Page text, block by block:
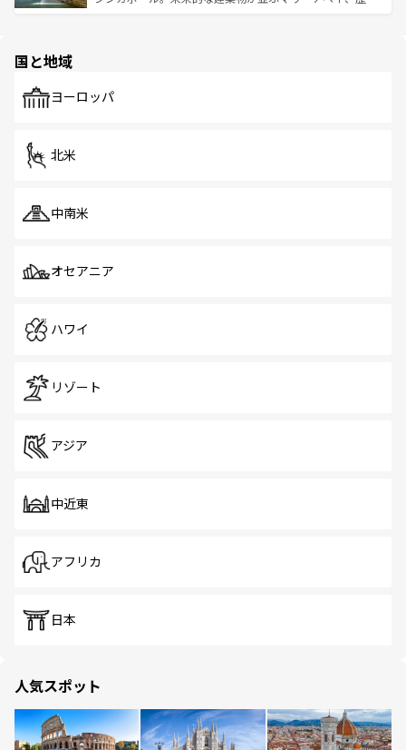
で、ホーカーズは地元の風情を楽しめる外せないスポット
国と地域
ヨーロッパ
北米
中南米
オセアニア
ハワイ
リゾート
アジア
中近東
アフリカ
日本
人気スポット